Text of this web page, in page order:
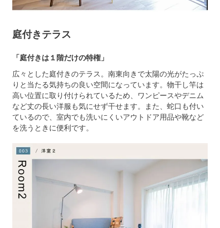
庭付きテラス
「庭付きは１階だけの特権」
広々とした庭付きのテラス。南東向きで太陽の光がたっぷ
りと当たる気持ちの良い空間になっています。物干し竿は
高い位置に取り付けられているため、ワンピースやデニム
など丈の長い洋服も気にせず干せます。また、蛇口も付い
ているので、室内でも洗いにくいアウトドア用品や靴など
を洗うときに便利です。